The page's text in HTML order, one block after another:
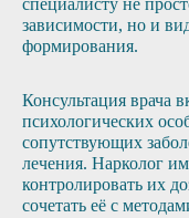
специалисту не
зависимости, но и
формирования.
Консультация врача
психологических
сопутствующих
лечения. Нарколог
контролировать их
сочетать её с